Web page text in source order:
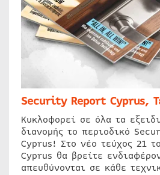
Security Report Cyprus,
Κυκλοφορεί σε όλα τα
διανομής το περιοδικό
Cyprus! Στο νέο τεύχος 21
Cyprus θα βρείτε
απευθύνονται σε κάθε